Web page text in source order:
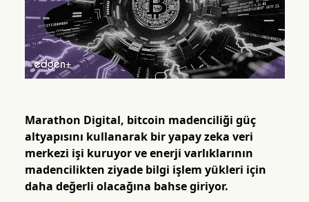
Marathon Digital, bitcoin madenciliği güç
altyapısını kullanarak bir yapay zeka veri
merkezi işi kuruyor ve enerji varlıklarının
madencilikten ziyade bilgi işlem yükleri için
daha değerli olacağına bahse giriyor.